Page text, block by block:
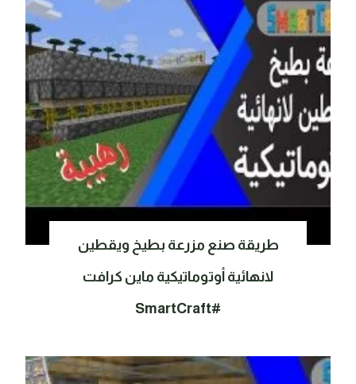
طريقة صنع مزرعة بطيخ ويقطين
لانهائية أوتوماتيكية ماين كرافت
#SmartCraft